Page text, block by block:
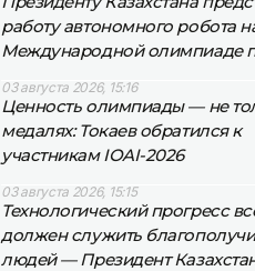
работу автономного робота
Международной олимпиаде
03 августа 2026, 15:16
Ценность олимпиады — не
медалях: Токаев обратился к
участникам IOAI-2026
03 августа 2026, 15:15
Технологический прогресс
должен служить
людей — Президент